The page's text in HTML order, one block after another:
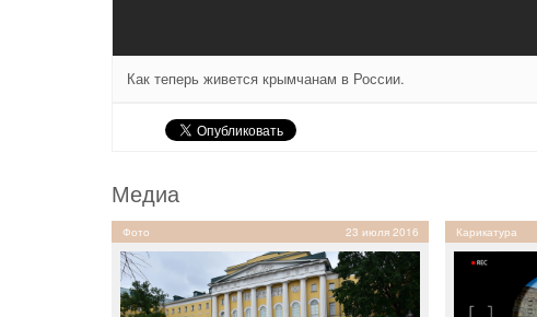
Как теперь живется крымчанам в России.
Медиа
Фото 23 июля 2016 Карикатура